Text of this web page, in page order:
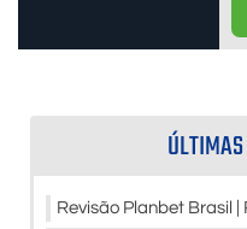
Revisão Planbet Brasil